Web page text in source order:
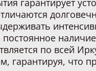
гарантирует
постоянное
по всей
гарантируя, что